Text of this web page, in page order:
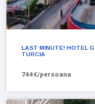
LAST MINUTE! HOTEL
TURCIA
744€/persoana